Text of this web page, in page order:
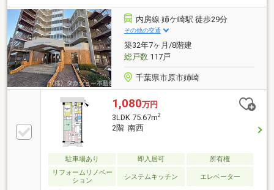
内房線 姉ケ崎駅 徒歩29分
その他の交通
築32年7ヶ月/8階建
総戸数117戸
千葉県市原市姉崎
1,080万円
3LDK 75.67m2
2階 南西
駐車場あり 即入居可
所有権
リフォームリノベー
ション
システムキッチン エレベーター